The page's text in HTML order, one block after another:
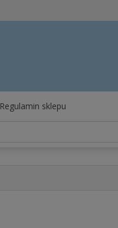
Regulamin sklepu